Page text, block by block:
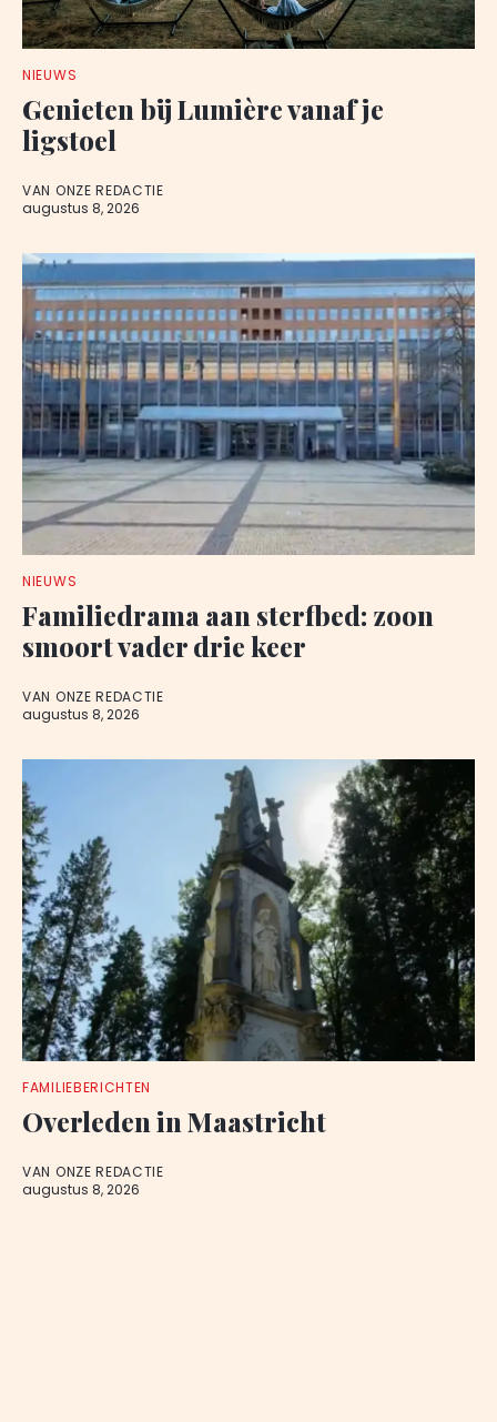
NIEUWS
Genieten bij Lumière vanaf je
ligstoel
VAN ONZE REDACTIE
augustus 8, 2026
NIEUWS
Familiedrama aan sterfbed: zoon
smoort vader drie keer
VAN ONZE REDACTIE
augustus 8, 2026
FAMILIEBERICHTEN
Overleden in Maastricht
VAN ONZE REDACTIE
augustus 8, 2026